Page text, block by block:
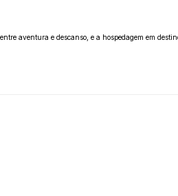
aventura e descanso, e a hospedagem em